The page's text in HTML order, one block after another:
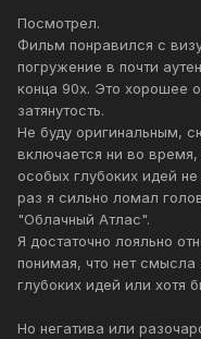
Посмотрел.
Фильм понравился с
погружение в почти
конца 90х. Это хорошее
затянутость.
Не буду оригинальным,
включается ни во
особых глубоких идей
раз я сильно ломал
"Облачный Атлас".
Я достаточно лояльно
понимая, что нет
глубоких идей или хотя
Но негатива или